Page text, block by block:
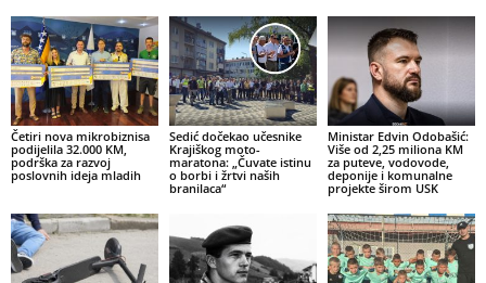
Četiri nova mikrobiznisa
podijelila 32.000 KM,
podrška za razvoj
poslovnih ideja mladih
Sedić dočekao učesnike
Krajiškog moto-
maratona: „Čuvate istinu
o borbi i žrtvi naših
branilaca“
Ministar Edvin Odobašić:
Više od 2,25 miliona KM
za puteve, vodovode,
deponije i komunalne
projekte širom USK